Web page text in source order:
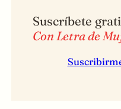
Suscríbete
Con Letra de